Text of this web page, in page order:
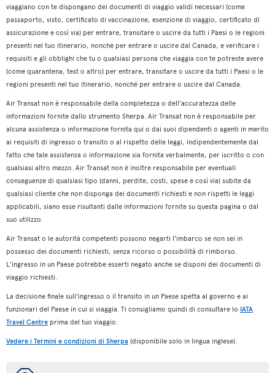
viaggiano con te dispongano dei documenti di viaggio validi necessari (come
passaporto, visto, certificato di vaccinazione, esenzione di viaggio, certificato di
assicurazione e così via) per entrare, transitare o uscire da tutti i Paesi o le regioni
presenti nel tuo itinerario, nonché per entrare o uscire dal Canada, e verificare i
requisiti e gli obblighi che tu o qualsiasi persona che viaggia con te potreste avere
(come quarantena, test o altro) per entrare, transitare o uscire da tutti i Paesi o le
regioni presenti nel tuo itinerario, nonché per entrare o uscire dal Canada.
Air Transat non è responsabile della completezza o dell'accuratezza delle
informazioni fornite dallo strumento Sherpa. Air Transat non è responsabile per
alcuna assistenza o informazione fornita qui o dai suoi dipendenti o agenti in merito
ai requisiti di ingresso o transito o al rispetto delle leggi, indipendentemente dal
fatto che tale assistenza o informazione sia fornita verbalmente, per iscritto o con
qualsiasi altro mezzo. Air Transat non è inoltre responsabile per eventuali
conseguenze di qualsiasi tipo (danni, perdite, costi, spese e così via) subite da
qualsiasi cliente che non disponga dei documenti richiesti e non rispetti le leggi
applicabili, siano esse risultanti dalle informazioni fornite su questa pagina o dal
suo utilizzo.
Air Transat o le autorità competenti possono negarti l'imbarco se non sei in
possesso dei documenti richiesti, senza ricorso o possibilità di rimborso.
L'ingresso in un Paese potrebbe esserti negato anche se disponi dei documenti di
viaggio richiesti.
La decisione finale sull'ingresso o il transito in un Paese spetta al governo e ai
funzionari del Paese in cui si viaggia. Ti consigliamo quindi di consultare lo IATA
Travel Centre prima del tuo viaggio.
Vedere i Termini e condizioni di Sherpa (disponibile solo in lingua inglese).